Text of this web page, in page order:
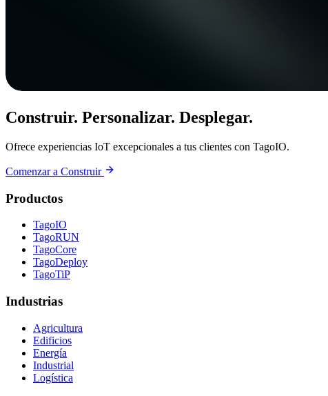
Construir. Personalizar. Desplegar.
Ofrece experiencias IoT excepcionales a tus clientes con TagoIO.
Comenzar a Construir
Productos
TagoIO
TagoRUN
TagoCore
TagoDeploy
TagoTiP
Industrias
Agricultura
Edificios
Energía
Industrial
Logística